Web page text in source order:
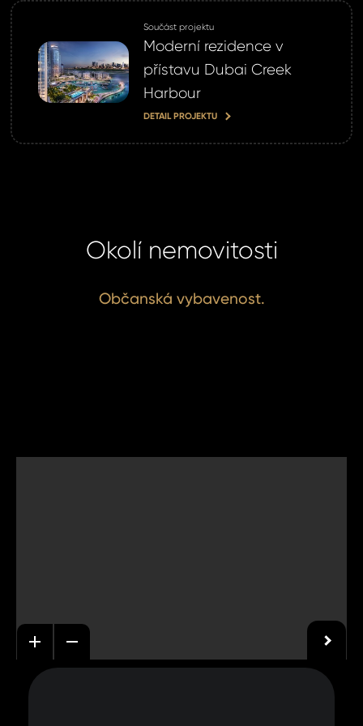
Součást projektu
Moderní rezidence v
přístavu Dubai Creek
Harbour
DETAIL PROJEKTU
Okolí nemovitosti
Občanská vybavenost.